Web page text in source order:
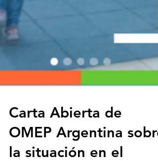
Carta Abierta de
OMEP Argentina sobre